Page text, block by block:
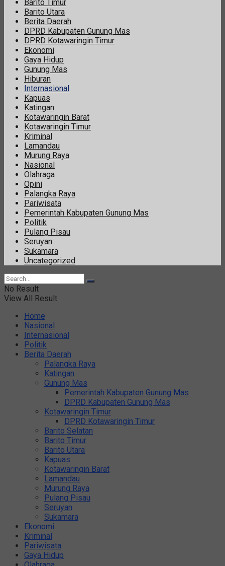
Barito Timur
Barito Utara
Berita Daerah
DPRD Kabupaten Gunung Mas
DPRD Kotawaringin Timur
Ekonomi
Gaya Hidup
Gunung Mas
Hiburan
Internasional
Kapuas
Katingan
Kotawaringin Barat
Kotawaringin Timur
Kriminal
Lamandau
Murung Raya
Nasional
Olahraga
Opini
Palangka Raya
Pariwisata
Pemerintah Kabupaten Gunung Mas
Politik
Pulang Pisau
Seruyan
Sukamara
Uncategorized
No Result
View All Result
Home
Nasional
Internasional
Politik
Berita Daerah
Palangka Raya
Katingan
Gunung Mas
Pemerintah Kabupaten Gunung Mas
DPRD Kabupaten Gunung Mas
Kotawaringin Timur
DPRD Kotawaringin Timur
Barito Selatan
Barito Timur
Barito Utara
Kapuas
Kotawaringin Barat
Lamandau
Murung Raya
Pulang Pisau
Seruyan
Sukamara
Ekonomi
Kriminal
Pariwisata
Gaya Hidup